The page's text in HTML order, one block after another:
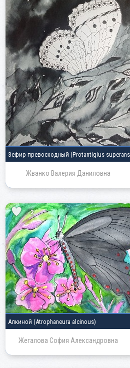
Зефир превосходный (Protantigius
Жванко Валерия Даниловна
2
Алкиной (Atrophaneura alcinous)
Жегалова София Александровна